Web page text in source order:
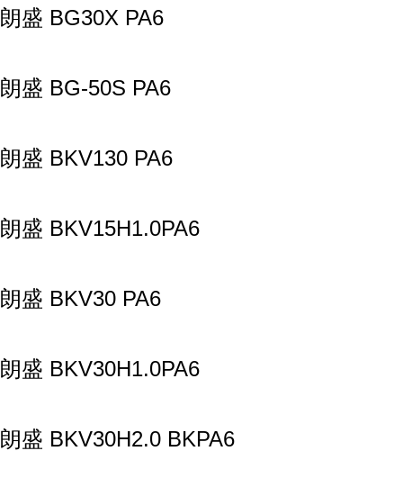
朗盛 BG30X PA6
朗盛 BG-50S PA6
朗盛 BKV130 PA6
朗盛 BKV15H1.0PA6
朗盛 BKV30 PA6
朗盛 BKV30H1.0PA6
朗盛 BKV30H2.0 BKPA6